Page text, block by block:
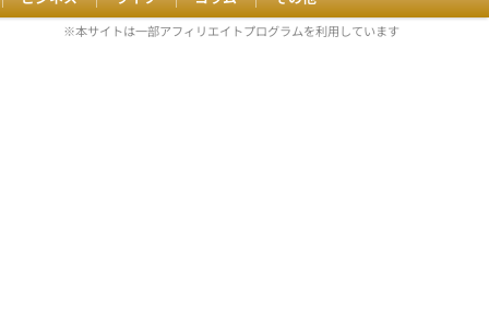
※本サイトは一部アフィリエイトプログラムを利用しています